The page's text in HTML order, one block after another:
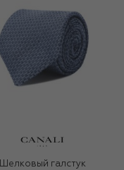
Шелковый галстук